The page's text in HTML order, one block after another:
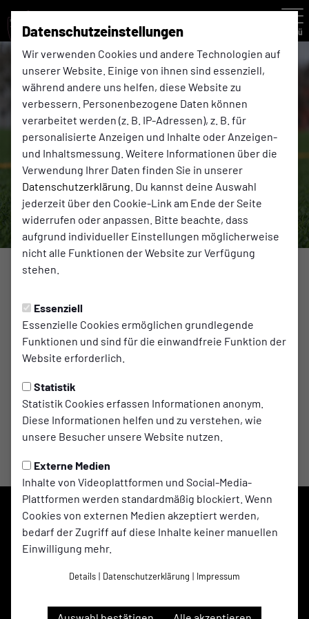
Datenschutzeinstellungen
Wir verwenden Cookies und andere Technologien auf
unserer Website. Einige von ihnen sind essenziell,
während andere uns helfen, diese Website zu
verbessern. Personenbezogene Daten können
verarbeitet werden (z. B. IP-Adressen), z. B. für
personalisierte Anzeigen und Inhalte oder Anzeigen-
und Inhaltsmessung. Weitere Informationen über die
Verwendung Ihrer Daten finden Sie in unserer
Datenschutzerklärung . Du kannst deine Auswahl
jederzeit über den Cookie-Link am Ende der Seite
widerrufen oder anpassen. Bitte beachte, dass
aufgrund individueller Einstellungen möglicherweise
nicht alle Funktionen der Website zur Verfügung
stehen.
Essenziell
Essenzielle Cookies ermöglichen grundlegende
Funktionen und sind für die einwandfreie Funktion der
Website erforderlich.
Statistik
Statistik Cookies erfassen Informationen anonym.
Diese Informationen helfen und zu verstehen, wie
unsere Besucher unsere Website nutzen.
Externe Medien
Inhalte von Videoplattformen und Social-Media-
Plattformen werden standardmäßig blockiert. Wenn
Cookies von externen Medien akzeptiert werden,
bedarf der Zugriff auf diese Inhalte keiner manuellen
Einwilligung mehr.
Details | Datenschutzerklärung | Impressum
Menü
3 Punkte am Grünen Tisch